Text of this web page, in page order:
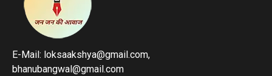
E-Mail: loksaakshya@gmail.com,
bhanubangwal@gmail.com